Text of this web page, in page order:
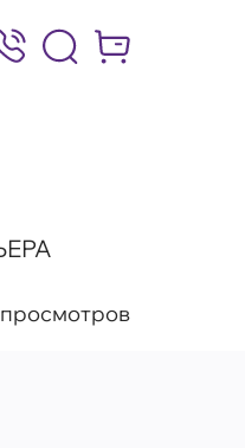
(800) 777-17-39
Интернет-